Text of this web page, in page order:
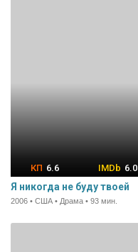
6.6 6.0
Я никогда не буду твоей
2006 • США • Драма • 93 мин.